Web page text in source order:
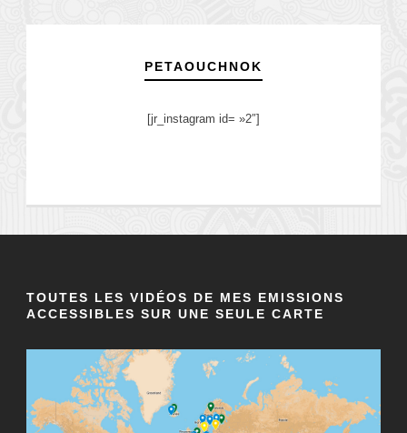
PETAOUCHNOK
[jr_instagram id= »2″]
TOUTES LES VIDÉOS DE MES EMISSIONS
ACCESSIBLES SUR UNE SEULE CARTE